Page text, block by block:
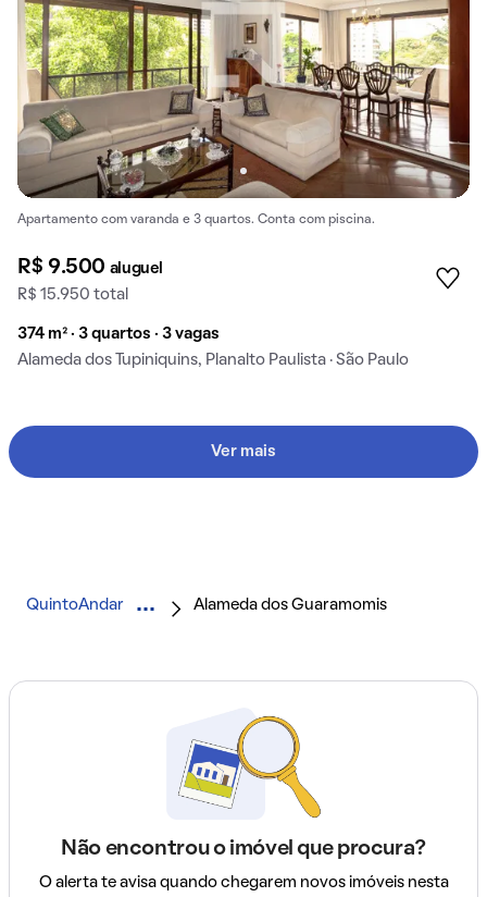
Apartamento com varanda e 3 quartos. Conta com piscina.
R$ 9.500 aluguel
R$ 15.950 total
374 m² · 3 quartos · 3 vagas
Alameda dos Tupiniquins, Planalto Paulista · São Paulo
Ver mais
QuintoAndar Alameda dos Guaramomis
Não encontrou o imóvel que procura?
O alerta te avisa quando chegarem novos imóveis nesta